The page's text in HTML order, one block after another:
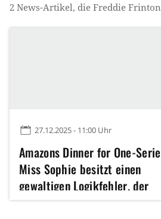
2 News-Artikel, die Freddie Frinton
27.12.2025 - 11:00 Uhr
Amazons Dinner for One-Serie
Miss Sophie besitzt einen
gewaltigen Logikfehler, der
schon im Titel steckt